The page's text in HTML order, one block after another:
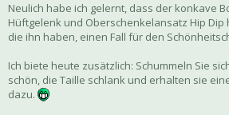
Neulich habe ich gelernt, dass der konkave
Hüftgelenk und Oberschenkelansatz Hip
die ihn haben, einen Fall für den
Ich biete heute zusätzlich: Schummeln Sie
schön, die Taille schlank und erhalten sie
dazu.